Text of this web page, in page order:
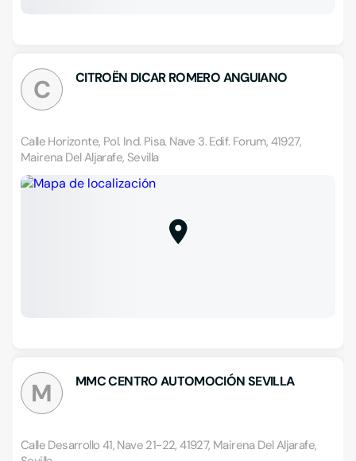
C CITROËN DICAR ROMERO ANGUIANO
Calle Horizonte, Pol. Ind. Pisa. Nave 3. Edif. Forum, 41927,
Mairena Del Aljarafe, Sevilla
M MMC CENTRO AUTOMOCIÓN SEVILLA
Calle Desarrollo 41, Nave 21-22, 41927, Mairena Del Aljarafe,